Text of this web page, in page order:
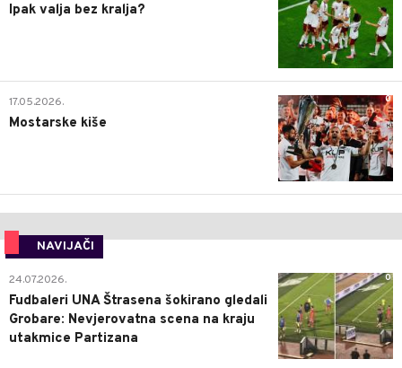
Ipak valja bez kralja?
0
17.05.2026.
Mostarske kiše
NAVIJAČI
0
24.07.2026.
Fudbaleri UNA Štrasena šokirano gledali
Grobare: Nevjerovatna scena na kraju
utakmice Partizana